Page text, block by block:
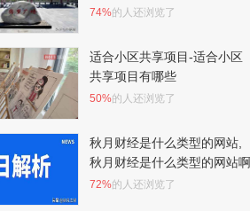
74%的人还浏览了
适合小区共享项目-适合小区
共享项目有哪些
50%的人还浏览了
秋月财经是什么类型的网站,
秋月财经是什么类型的网站啊
72%的人还浏览了